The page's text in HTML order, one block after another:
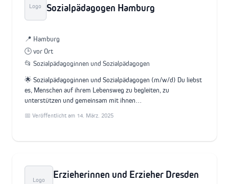
Logo
Sozialpädagogen Hamburg
📍 Hamburg
🕒 vor Ort
📂 Sozialpädagoginnen und Sozialpädagogen
🌟 Sozialpädagoginnen und Sozialpädagogen (m/w/d) Du liebst
es, Menschen auf ihrem Lebensweg zu begleiten, zu
unterstützen und gemeinsam mit ihnen…
📅 Veröffentlicht am 14. März. 2025
Logo Erzieherinnen und Erzieher Dresden